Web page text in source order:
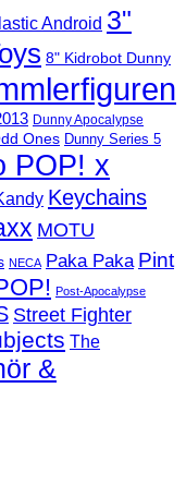
Android 3"
8" Kidrobot Dunny
Dunny Apocalypse
Ones Dunny Series 5
POP! x
Keychains
MOTU
NECA Paka Paka Pint
Post-Apocalypse
Street Fighter
The
&